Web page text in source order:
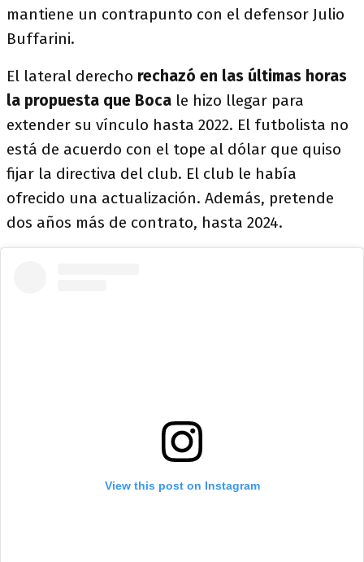
mantiene un contrapunto con el defensor Julio
Buffarini.
El lateral derecho rechazó en las últimas horas
la propuesta que Boca le hizo llegar para
extender su vínculo hasta 2022. El futbolista no
está de acuerdo con el tope al dólar que quiso
fijar la directiva del club. El club le había
ofrecido una actualización. Además, pretende
dos años más de contrato, hasta 2024.
View this post on Instagram